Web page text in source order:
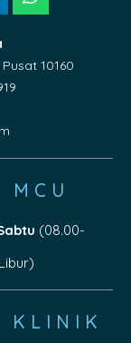
10160
MCU
(08.00-
KLINIK